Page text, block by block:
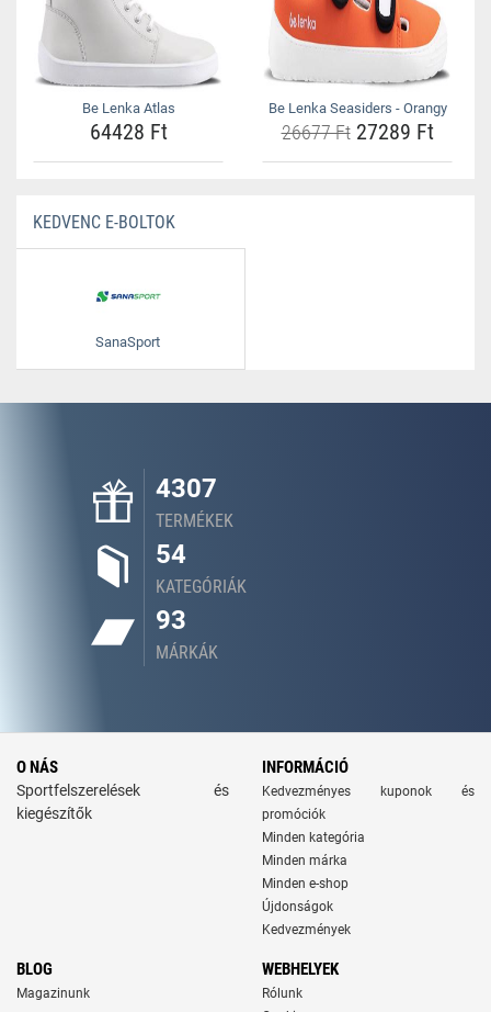
Be Lenka Atlas
64428 Ft
Be Lenka Seasiders - Orangy
26677 Ft27289 Ft
KEDVENC E-BOLTOK
SanaSport
4307
TERMÉKEK
54
KATEGÓRIÁK
93
MÁRKÁK
O NÁS
Sportfelszerelések és
kiegészítők
INFORMÁCIÓ
Kedvezményes kuponok és
promóciók
Minden kategória
Minden márka
Minden e-shop
Újdonságok
Kedvezmények
BLOG
Magazinunk
WEBHELYEK
Rólunk